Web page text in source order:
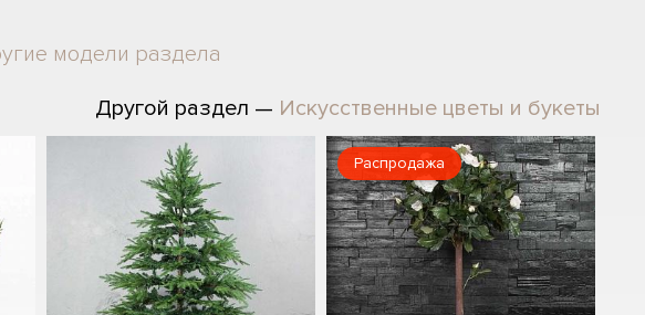
модели раздела
Другой раздел — Искусственные цветы и букеты
Распродажа